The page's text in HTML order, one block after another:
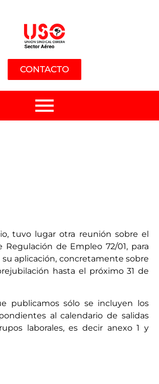
CONTACTO
tuvo lugar otra reunión sobre el
Regulación de Empleo 72/01, para
aplicación, concretamente sobre
hasta el próximo 31 de
publicamos sólo se incluyen los
al calendario de salidas
laborales, es decir anexo 1 y